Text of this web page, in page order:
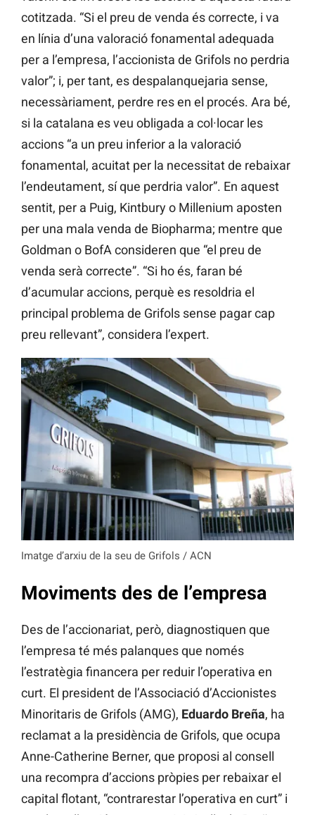
cotitzada. “Si el preu de venda és correcte, i va
en línia d’una valoració fonamental adequada
per a l’empresa, l’accionista de Grifols no perdria
valor”; i, per tant, es despalanquejaria sense,
necessàriament, perdre res en el procés. Ara bé,
si la catalana es veu obligada a col·locar les
accions “a un preu inferior a la valoració
fonamental, acuitat per la necessitat de rebaixar
l’endeutament, sí que perdria valor”. En aquest
sentit, per a Puig, Kintbury o Millenium aposten
per una mala venda de Biopharma; mentre que
Goldman o BofA consideren que “el preu de
venda serà correcte”. “Si ho és, faran bé
d’acumular accions, perquè es resoldria el
principal problema de Grifols sense pagar cap
preu rellevant”, considera l’expert.
Imatge d’arxiu de la seu de Grifols / ACN
Moviments des de l’empresa
Des de l’accionariat, però, diagnostiquen que
l’empresa té més palanques que només
l’estratègia financera per reduir l’operativa en
curt. El president de l’Associació d’Accionistes
Minoritaris de Grifols (AMG), Eduardo Breña, ha
reclamat a la presidència de Grifols, que ocupa
Anne-Catherine Berner, que proposi al consell
una recompra d’accions pròpies per rebaixar el
capital flotant, “contrarestar l’operativa en curt” i